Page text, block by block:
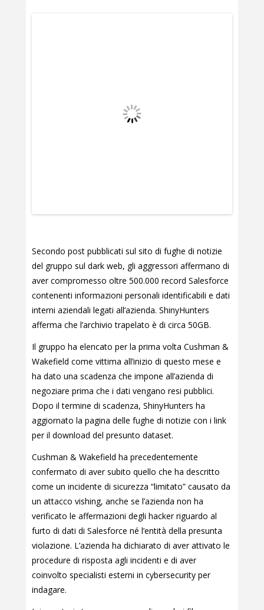
Secondo post pubblicati sul sito di fughe di notizie
del gruppo sul dark web, gli aggressori affermano di
aver compromesso oltre 500.000 record Salesforce
contenenti informazioni personali identificabili e dati
interni aziendali legati all’azienda. ShinyHunters
afferma che l’archivio trapelato è di circa 50GB.
Il gruppo ha elencato per la prima volta Cushman &
Wakefield come vittima all’inizio di questo mese e
ha dato una scadenza che impone all’azienda di
negoziare prima che i dati vengano resi pubblici.
Dopo il termine di scadenza, ShinyHunters ha
aggiornato la pagina delle fughe di notizie con i link
per il download del presunto dataset.
Cushman & Wakefield ha precedentemente
confermato di aver subito quello che ha descritto
come un incidente di sicurezza “limitato” causato da
un attacco vishing, anche se l’azienda non ha
verificato le affermazioni degli hacker riguardo al
furto di dati di Salesforce né l’entità della presunta
violazione. L’azienda ha dichiarato di aver attivato le
procedure di risposta agli incidenti e di aver
coinvolto specialisti esterni in cybersecurity per
indagare.